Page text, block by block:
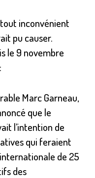
inconvénient
pu causer.
le 9 novembre
Marc Garneau,
que le
l’intention de
qui feraient
de 25
des